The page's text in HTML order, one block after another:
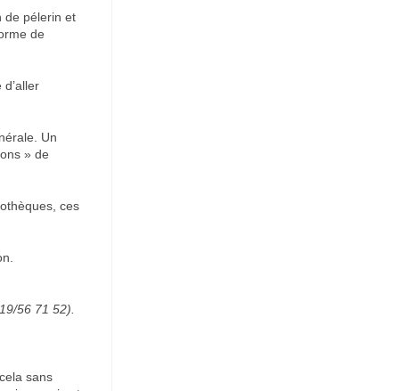
de pélerin et
de
Un
» de
ces
56 71 52).
sans